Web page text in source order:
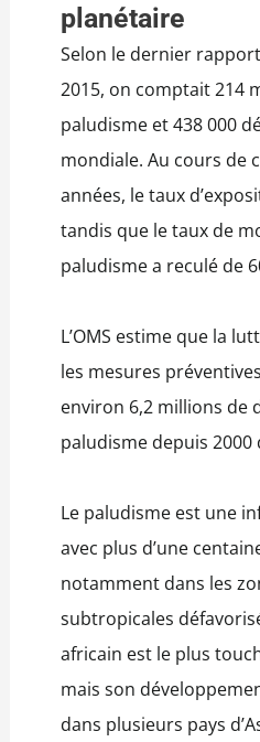
planétaire
Selon le dernier
2015, on comptait 214
paludisme et 438 000
mondiale. Au cours de
années, le taux
tandis que le taux de
paludisme a reculé de
L’OMS estime que la
les mesures
environ 6,2 millions de
paludisme depuis 2000
Le paludisme est une
avec plus d’une
notamment dans les
subtropicales
africain est le plus
mais son
dans plusieurs pays